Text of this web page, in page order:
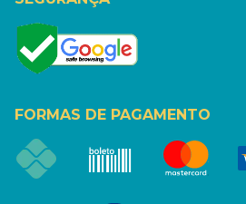
FORMAS DE PAGAMENTO